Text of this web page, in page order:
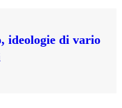
ideologie di vario